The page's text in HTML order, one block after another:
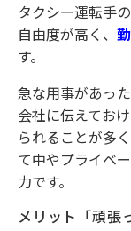
タクシー運転手
自由度が高く、
す。
急な用事があっ
会社に伝えてお
られることが多
て中やプライベ
力です。
メリット「頑張